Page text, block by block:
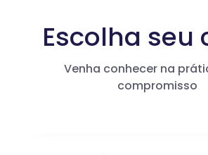
Escolha seu
Venha conhecer na
compromisso